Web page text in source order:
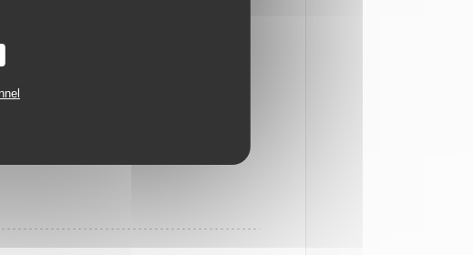
où gastronomie et sympathie